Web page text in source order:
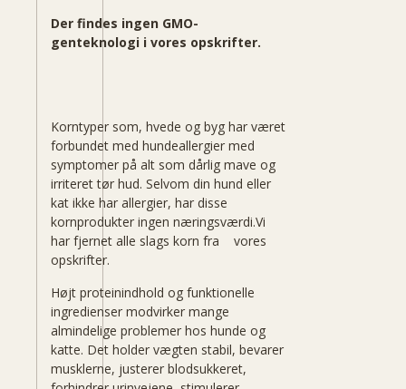
Der findes ingen GMO-
genteknologi i vores opskrifter.
Korntyper som, hvede og byg har været
forbundet med hundeallergier med
symptomer på alt som dårlig mave og
irriteret tør hud. Selvom din hund eller
kat ikke har allergier, har disse
kornprodukter ingen næringsværdi.Vi
har fjernet alle slags korn fra vores
opskrifter.
Højt proteinindhold og funktionelle
ingredienser modvirker mange
almindelige problemer hos hunde og
katte. Det holder vægten stabil, bevarer
musklerne, justerer blodsukkeret,